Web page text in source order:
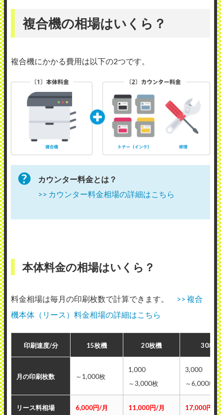
複合機の相場はいくら？
複合機にかかる費用は以下の2つです。
カウンター料金とは？
>> カウンター料金相場の詳細はこちら
本体料金の相場はいくら？
料金相場は毎月の印刷枚数で計算できます。
>> 複合
機本体（リース）料金相場の詳細はこちら
印刷速度/分 15枚機 20枚機 30枚機
月の印刷枚数 ～1,000枚
1,000
～3,000枚
3,000
～6,000枚
リース料相場 6,000円/月 11,000円/月 17,000円/月